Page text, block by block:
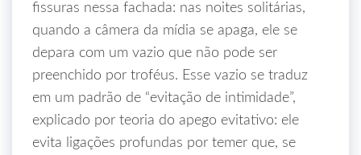
fissuras nessa fachada: nas noites solitárias,
quando a câmera da mídia se apaga, ele se
depara com um vazio que não pode ser
preenchido por troféus. Esse vazio se traduz
em um padrão de “evitação de intimidade”,
explicado por teoria do apego evitativo: ele
evita ligações profundas por temer que, se